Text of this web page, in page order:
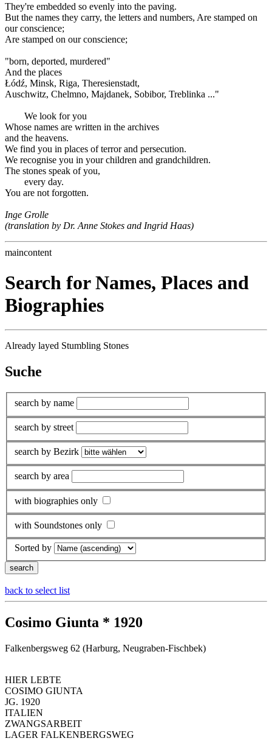
They're embedded so evenly into the paving.
But the names they carry, the letters and numbers, Are stamped on
our conscience;
Are stamped on our conscience;
"born, deported, murdered"
And the places
Łódź, Minsk, Riga, Theresienstadt,
Auschwitz, Chelmno, Majdanek, Sobibor, Treblinka ..."
We look for you
Whose names are written in the archives
and the heavens.
We find you in places of terror and persecution.
We recognise you in your children and grandchildren.
The stones speak of you,
every day.
You are not forgotten.
Inge Grolle
(translation by Dr. Anne Stokes and Ingrid Haas)
maincontent
Search for Names, Places and
Biographies
Already layed Stumbling Stones
Suche
search by name
search by street
search by Bezirk
search by area
with biographies only
with Soundstones only
Sorted by
back to select list
Cosimo Giunta * 1920
Falkenbergsweg 62 (Harburg, Neugraben-Fischbek)
HIER LEBTE
COSIMO GIUNTA
JG. 1920
ITALIEN
ZWANGSARBEIT
LAGER FALKENBERGSWEG